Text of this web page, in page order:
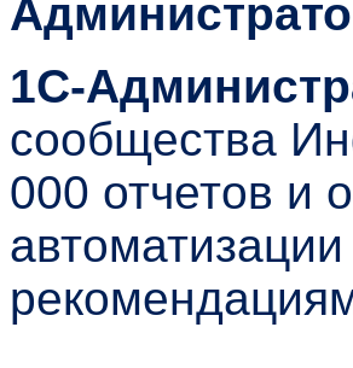
1С-
сообщества
000 отчетов и